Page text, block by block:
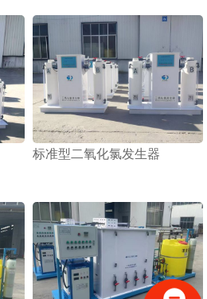
1 2 3
标准型二氧化氯发生器